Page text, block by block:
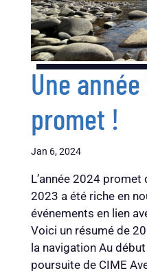
Une
promet !
Jan 6, 2024
L’année 2024 promet
2023 a été riche en
événements en lien
Voici un résumé de
la navigation Au
poursuite de CIME